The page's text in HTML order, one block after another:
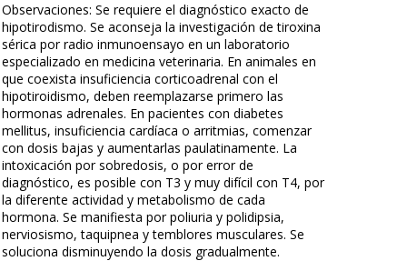
Observaciones: Se requiere el diagnóstico exacto de
hipotirodismo. Se aconseja la investigación de tiroxina
sérica por radio inmunoensayo en un laboratorio
especializado en medicina veterinaria. En animales en
que coexista insuficiencia corticoadrenal con el
hipotiroidismo, deben reemplazarse primero las
hormonas adrenales. En pacientes con diabetes
mellitus, insuficiencia cardíaca o arritmias, comenzar
con dosis bajas y aumentarlas paulatinamente. La
intoxicación por sobredosis, o por error de
diagnóstico, es posible con T3 y muy difícil con T4, por
la diferente actividad y metabolismo de cada
hormona. Se manifiesta por poliuria y polidipsia,
nerviosismo, taquipnea y temblores musculares. Se
soluciona disminuyendo la dosis gradualmente.